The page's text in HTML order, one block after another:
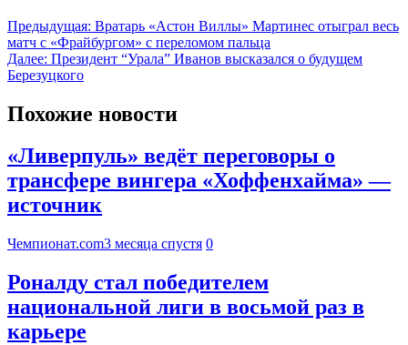
Предыдущая: Вратарь «Астон Виллы» Мартинес отыграл весь
матч с «Фрайбургом» с переломом пальца
Далее: Президент “Урала” Иванов высказался о будущем
Березуцкого
Похожие новости
«Ливерпуль» ведёт переговоры о
трансфере вингера «Хоффенхайма» —
источник
Чемпионат.com3 месяца спустя 0
Роналду стал победителем
национальной лиги в восьмой раз в
карьере